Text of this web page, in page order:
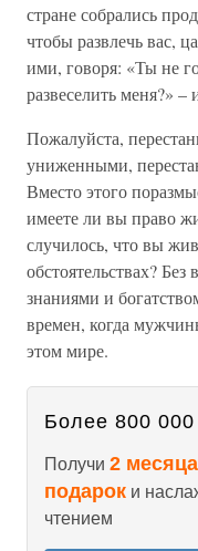
стране собрались
чтобы развлечь вас,
ими, говоря: «Ты не
развеселить меня?»
Пожалуйста,
униженными,
Вместо этого
имеете ли вы право
случилось, что вы
обстоятельствах? Без
знаниями и
времен, когда
этом мире.
Более 800 000
Получи 2
подарок и
чтением